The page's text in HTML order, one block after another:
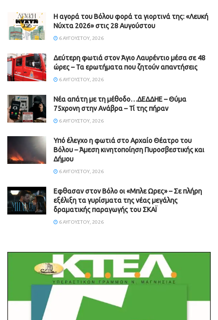
Η αγορά του Βόλου φορά τα γιορτινά της: «Λευκή
Νύχτα 2026» στις 28 Αυγούστου
6 ΑΥΓΟΎΣΤΟΥ, 2026
Δεύτερη φωτιά στον Άγιο Λαυρέντιο μέσα σε 48
ώρες – Τα ερωτήματα που ζητούν απαντήσεις
6 ΑΥΓΟΎΣΤΟΥ, 2026
Νέα απάτη με τη μέθοδο…ΔΕΔΔΗΕ – Θύμα
75χρονη στην Ανάβρα – Τί της πήραν
6 ΑΥΓΟΎΣΤΟΥ, 2026
Υπό έλεγχο η φωτιά στο Αρχαίο Θέατρο του
Βόλου – Άμεση κινητοποίηση Πυροσβεστικής και
Δήμου
6 ΑΥΓΟΎΣΤΟΥ, 2026
Εφθασαν στον Βόλο οι «Μπλε Ωρες» – Σε πλήρη
εξέλιξη τα γυρίσματα της νέας μεγάλης
δραματικής παραγωγής του ΣΚΑΪ
6 ΑΥΓΟΎΣΤΟΥ, 2026